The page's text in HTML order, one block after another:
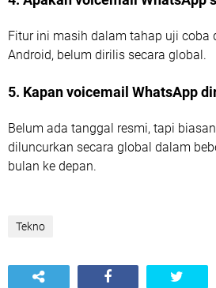
Fitur ini masih dalam tahap uji coba
Android, belum dirilis secara global.
5. Kapan voicemail WhatsApp
Belum ada tanggal resmi, tapi
diluncurkan secara global dalam
bulan ke depan.
Tekno